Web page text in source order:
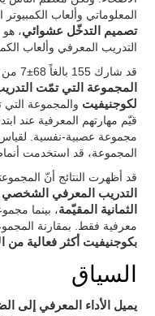
المعلوماتي وألعاب
تصميم التدخّل عشوائي،
التدريب المعرفي وألعاب
قد شارك 155 بالغاً 68±7 من العمر الذي تقسّموا إلى مجموعتين:
المجموعة التي تمّت
لكوجنيفيت والمجموعة التي
قيّم مهارتهم المعرفية عند
مجموعة عصبية-نفسية. لقياس
المجموعة، قد استخدمت أنماط
قد أظهرت النتائج أنّ
التدريب المعرفي
الثمانية المقيّمة
معرفية فقط. بمقارنة
بكوجنيفيت أكثر فعالية من
السياق
يميل الأداء المعرفي إلى